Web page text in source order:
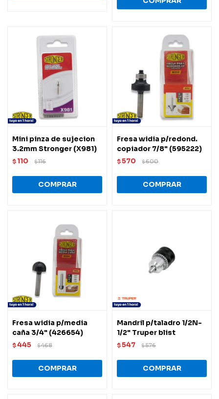
Mini pinza de sujecion
3.2mm Stronger (X981)
$ 110 $116
Fresa widia p/redond.
copiador 7/8" (595222)
$570 $600
Fresa widia p/media
caña 3/4" (426654)
$445 $468
Mandril p/taladro 1/2N-
1/2" Truper blist
$547 $576